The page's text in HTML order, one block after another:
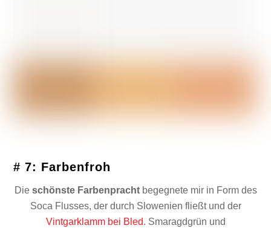
# 7: Farbenfroh
Die schönste Farbenprachtbegegnete mir in Form des
Soca Flusses, der durch Slowenien fließt und der
Vintgarklamm bei Bled. Smaragdgrün und